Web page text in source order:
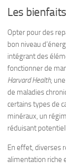
Les
Opter pour des
bon niveau
intégrant des
fonctionner de
Harvard Health,
de maladies
certains types de
minéraux, un
réduisant
En effet, diverses
alimentation riche